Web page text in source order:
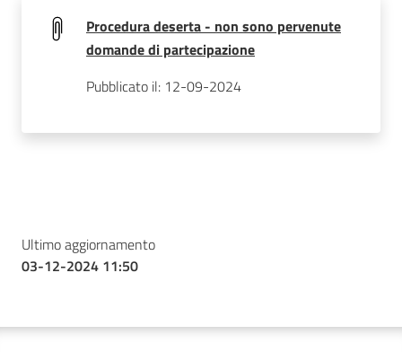
Procedura deserta - non sono pervenute
domande di partecipazione
Pubblicato il: 12-09-2024
Ultimo aggiornamento
03-12-2024 11:50